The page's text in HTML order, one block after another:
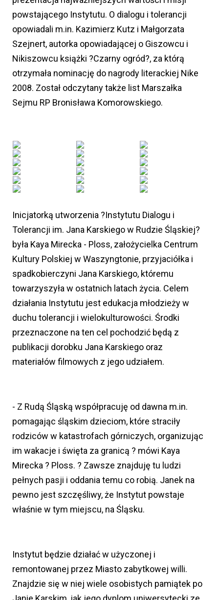
powstającego Instytutu. O dialogu i tolerancji
opowiadali m.in. Kazimierz Kutz i Małgorzata
Szejnert, autorka opowiadającej o Giszowcu i
Nikiszowcu książki ?Czarny ogród?, za którą
otrzymała nominację do nagrody literackiej Nike
2008. Został odczytany także list Marszałka
Sejmu RP Bronisława Komorowskiego.
Inicjatorką utworzenia ?Instytutu Dialogu i
Tolerancji im. Jana Karskiego w Rudzie Śląskiej?
była Kaya Mirecka - Ploss, założycielka Centrum
Kultury Polskiej w Waszyngtonie, przyjaciółka i
spadkobierczyni Jana Karskiego, któremu
towarzyszyła w ostatnich latach życia. Celem
działania Instytutu jest edukacja młodzieży w
duchu tolerancji i wielokulturowości. Środki
przeznaczone na ten cel pochodzić będą z
publikacji dorobku Jana Karskiego oraz
materiałów filmowych z jego udziałem.
- Z Rudą Śląską współpracuję od dawna m.in.
pomagając śląskim dzieciom, które straciły
rodziców w katastrofach górniczych, organizując
im wakacje i święta za granicą ? mówi Kaya
Mirecka ? Ploss. ? Zawsze znajduję tu ludzi
pełnych pasji i oddania temu co robią. Janek na
pewno jest szczęśliwy, że Instytut powstaje
właśnie w tym miejscu, na Śląsku.
Instytut będzie działać w użyczonej i
remontowanej przez Miasto zabytkowej willi.
Znajdzie się w niej wiele osobistych pamiątek po